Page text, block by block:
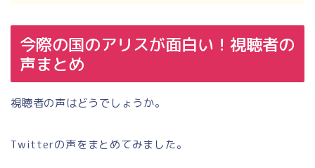
今際の国のアリスが面白い！視聴者の
声まとめ
視聴者の声はどうでしょうか。
Twitterの声をまとめてみました。